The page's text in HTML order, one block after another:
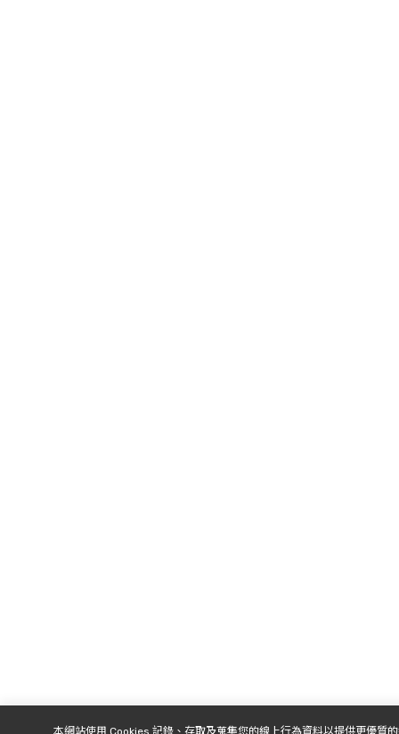
本網站使用 Cookies 記錄、存取及蒐集您的線上行為資料以提供更優質